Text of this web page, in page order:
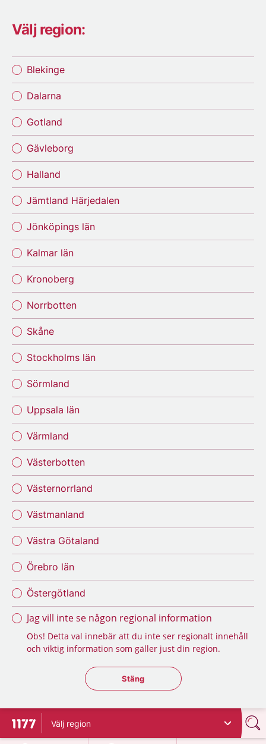
Välj region:
Blekinge
Dalarna
Gotland
Gävleborg
Halland
Jämtland Härjedalen
Jönköpings län
Kalmar län
Kronoberg
Norrbotten
Skåne
Stockholms län
Sörmland
Uppsala län
Värmland
Västerbotten
Västernorrland
Västmanland
Västra Götaland
Örebro län
Östergötland
Jag vill inte se någon regional information
Obs! Detta val innebär att du inte ser regionalt innehåll
och viktig information som gäller just din region.
Stäng regionsväljaren
Stäng
Till startsidan för 1177
Välj region
på 1177.se
på 1177.se